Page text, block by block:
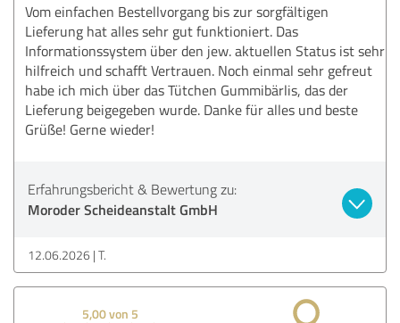
Vom einfachen Bestellvorgang bis zur sorgfältigen
Lieferung hat alles sehr gut funktioniert. Das
Informationssystem über den jew. aktuellen Status ist sehr
hilfreich und schafft Vertrauen. Noch einmal sehr gefreut
habe ich mich über das Tütchen Gummibärlis, das der
Lieferung beigegeben wurde. Danke für alles und beste
Grüße! Gerne wieder!
Erfahrungsbericht & Bewertung zu:
Moroder Scheideanstalt GmbH
12.06.2026 T.
5,00 von 5